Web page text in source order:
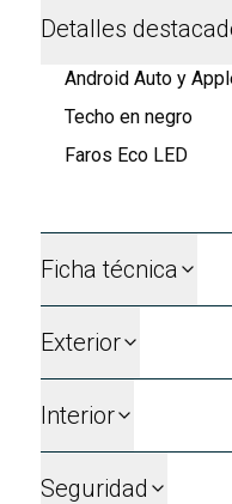
Detalles
Android Auto y
Techo en negro
Faros Eco LED
Ficha técnica
Exterior
Interior
Seguridad